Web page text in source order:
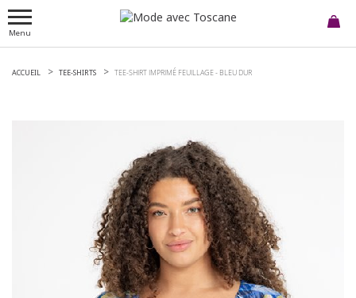
Menu
ACCUEIL TEE-SHIRTS TEE-SHIRT IMPRIMÉ FEUILLAGE - BLEU DUR